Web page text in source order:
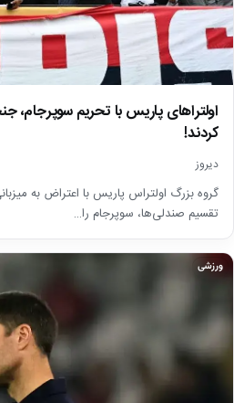
اولتراهای پاریس با تحریم سوپرجام،
کردند!
دیروز
گروه بزرگ اولتراس پاریس با اعتراض به
تقسیم صندلی‌ها، سوپرجام را…
ورزشی